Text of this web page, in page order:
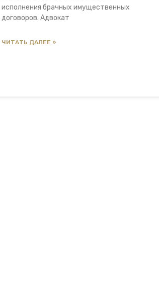
исполнения брачных имущественных
договоров. Адвокат
ЧИТАТЬ ДАЛЕЕ »